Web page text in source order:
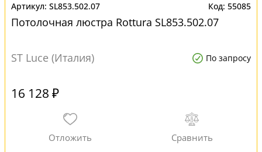
SL853.502.07 55085
Потолочная люстра Rottura SL853.502.07
ST Luce (Италия) По запросу
16 128 ₽